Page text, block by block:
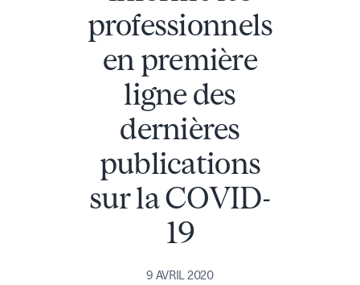
professionnels
en première
ligne des
dernières
publications
sur la COVID-
19
9 AVRIL 2020